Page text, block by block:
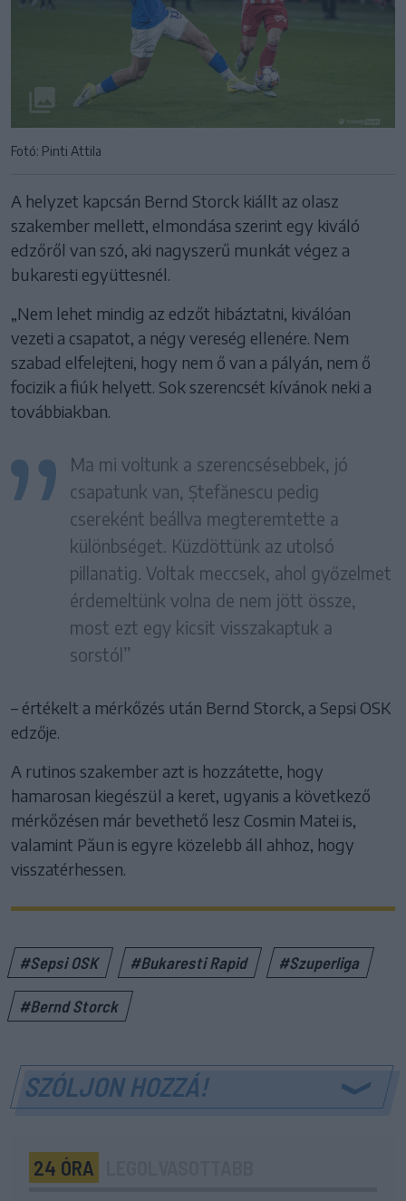
Fotó: Pinti Attila
A helyzet kapcsán Bernd Storck kiállt az olasz
szakember mellett, elmondása szerint egy kiváló
edzőről van szó, aki nagyszerű munkát végez a
bukaresti együttesnél.
„Nem lehet mindig az edzőt hibáztatni, kiválóan
vezeti a csapatot, a négy vereség ellenére. Nem
szabad elfelejteni, hogy nem ő van a pályán, nem ő
focizik a fiúk helyett. Sok szerencsét kívánok neki a
továbbiakban.
Ma mi voltunk a szerencsésebbek, jó
csapatunk van, Ștefănescu pedig
csereként beállva megteremtette a
különbséget. Küzdöttünk az utolsó
pillanatig. Voltak meccsek, ahol győzelmet
érdemeltünk volna de nem jött össze,
most ezt egy kicsit visszakaptuk a
sorstól”
– értékelt a mérkőzés után Bernd Storck, a Sepsi OSK
edzője.
A rutinos szakember azt is hozzátette, hogy
hamarosan kiegészül a keret, ugyanis a következő
mérkőzésen már bevethető lesz Cosmin Matei is,
valamint Păun is egyre közelebb áll ahhoz, hogy
visszatérhessen.
#Sepsi OSK #Bukaresti Rapid #Szuperliga
#Bernd Storck
SZÓLJON HOZZÁ!
24 ÓRA